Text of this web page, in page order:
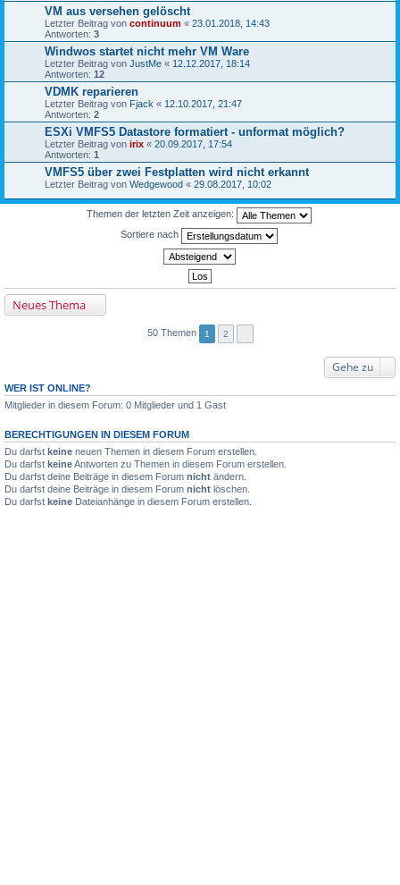
VM aus versehen gelöscht
Letzter Beitrag von continuum « 23.01.2018, 14:43
Antworten: 3
Windwos startet nicht mehr VM Ware
Letzter Beitrag von JustMe « 12.12.2017, 18:14
Antworten: 12
VDMK reparieren
Letzter Beitrag von Fjack « 12.10.2017, 21:47
Antworten: 2
ESXi VMFS5 Datastore formatiert - unformat möglich?
Letzter Beitrag von irix « 20.09.2017, 17:54
Antworten: 1
VMFS5 über zwei Festplatten wird nicht erkannt
Letzter Beitrag von Wedgewood « 29.08.2017, 10:02
Themen der letzten Zeit anzeigen:
Sortiere nach
Neues Thema
50 Themen 1 2
Gehe zu
WER IST ONLINE?
Mitglieder in diesem Forum: 0 Mitglieder und 1 Gast
BERECHTIGUNGEN IN DIESEM FORUM
Du darfst keine neuen Themen in diesem Forum erstellen.
Du darfst keineAntworten zu Themen in diesem Forum erstellen.
Du darfst deine Beiträge in diesem Forum nicht ändern.
Du darfst deine Beiträge in diesem Forum nicht löschen.
Du darfst keine Dateianhänge in diesem Forum erstellen.